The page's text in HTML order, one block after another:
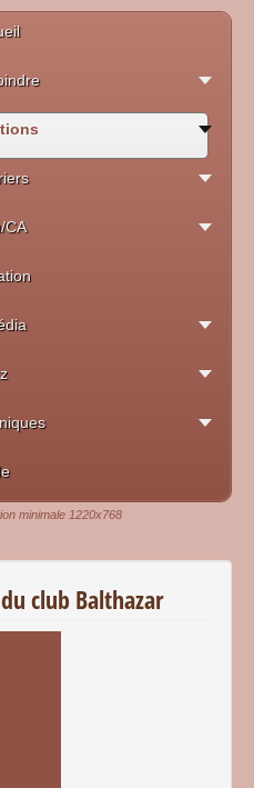
CA
minimale 1220x768
club Balthazar